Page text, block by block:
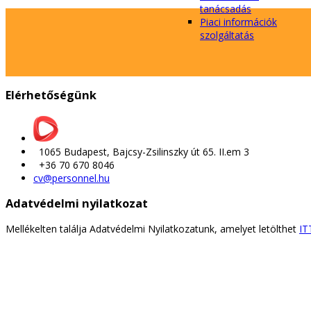
tanácsadás
Piaci információk
szolgáltatás
Elérhetőségünk
1065 Budapest, Bajcsy-Zsilinszky út 65. II.em 3
+36 70 670 8046
cv@personnel.hu
Adatvédelmi nyilatkozat
Mellékelten találja Adatvédelmi Nyilatkozatunk, amelyet letölthet